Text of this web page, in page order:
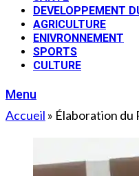
DEVELOPPEMENT
AGRICULTURE
ENIVRONNEMENT
SPORTS
CULTURE
Menu
Accueil » Élaboration du